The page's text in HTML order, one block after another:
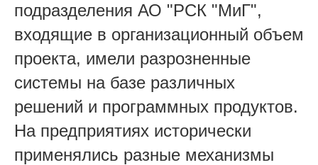
подразделения АО "РСК "МиГ",
входящие в организационный объем
проекта, имели разрозненные
системы на базе различных
решений и программных продуктов.
На предприятиях исторически
применялись разные механизмы